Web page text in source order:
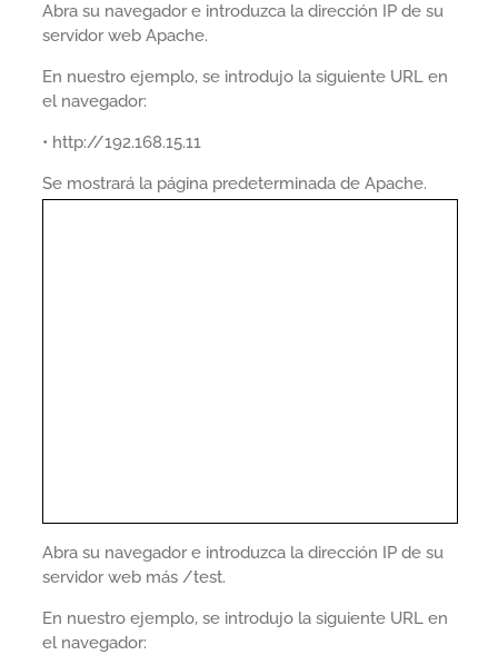
Abra su navegador e introduzca la dirección IP de su
servidor web Apache.
En nuestro ejemplo, se introdujo la siguiente URL en
el navegador:
• http://192.168.15.11
Se mostrará la página predeterminada de Apache.
Abra su navegador e introduzca la dirección IP de su
servidor web más /test.
En nuestro ejemplo, se introdujo la siguiente URL en
el navegador: